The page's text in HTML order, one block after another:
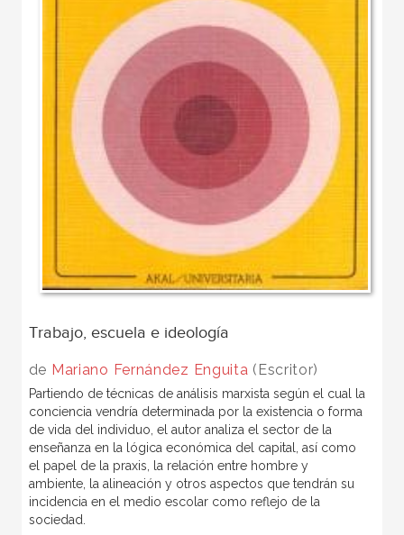
Trabajo, escuela e ideología
de Mariano Fernández Enguita (Escritor)
Partiendo de técnicas de análisis marxista según el cual la
conciencia vendría determinada por la existencia o forma
de vida del individuo, el autor analiza el sector de la
enseñanza en la lógica económica del capital, así como
el papel de la praxis, la relación entre hombre y
ambiente, la alineación y otros aspectos que tendrán su
incidencia en el medio escolar como reflejo de la
sociedad.